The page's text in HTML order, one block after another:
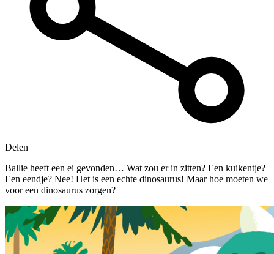
Delen
Ballie heeft een ei gevonden… Wat zou er in zitten? Een kuikentje?
Een eendje? Nee! Het is een echte dinosaurus! Maar hoe moeten we
voor een dinosaurus zorgen?